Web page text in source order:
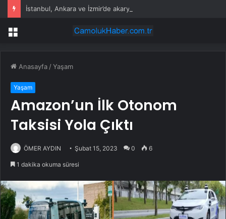
Menü
Anasayfa /Yaşam
Yaşam
Amazon’un İlk Otonom
Taksisi Yola Çıktı
ÖMER AYDIN Şubat 15, 2023 0 6
1 dakika okuma süresi